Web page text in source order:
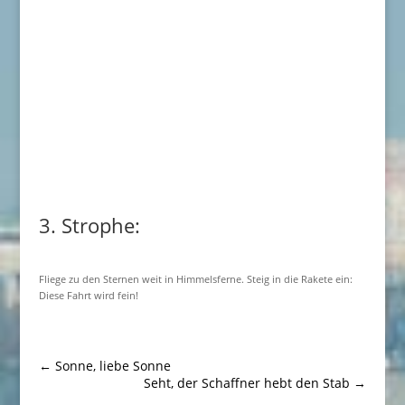
3. Strophe:
Fliege zu den Sternen weit in Himmelsferne. Steig in die Rakete ein:
Diese Fahrt wird fein!
← Sonne, liebe Sonne
Seht, der Schaffner hebt den Stab →